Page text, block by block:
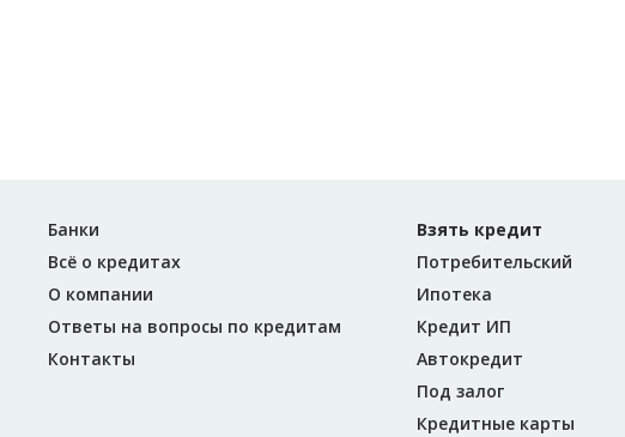
Банки
Всё о кредитах
О компании
Ответы на вопросы по кредитам
Контакты
Взять кредит
Потребительский
Ипотека
Кредит ИП
Автокредит
Под залог
Кредитные карты